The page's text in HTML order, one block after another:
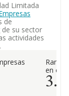
Limitada
de
de su sector
actividades
en el